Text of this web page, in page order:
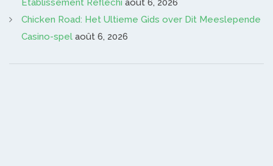
Établissement Réfléchi août 6, 2026
Chicken Road: Het Ultieme Gids over Dit Meeslepende
Casino-spel août 6, 2026